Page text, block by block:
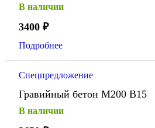
В наличии
3400 ₽
Подробнее
Спецпредложение
Гравийный бетон М200 В15
В наличии